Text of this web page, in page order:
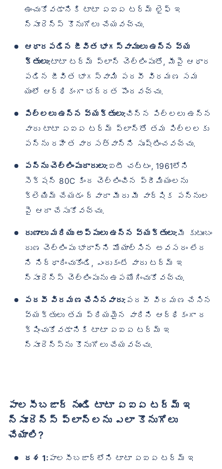
ఉంచుకోవడానికి టాటా ఏఐఏ టర్మ్ లైఫ్ ఇ
న్సూరెన్స్ కొనుగోలు చేయవచ్చు.
ఆధారపడిన జీవిత భాగస్వాములు ఉన్న వ్య
క్తులు:టాటా టర్మ్ ప్లాన్ చెల్లింపుతో, మీపై ఆధార
పడిన జీవిత భాగస్వామి పదవీ విరమణ సమ
యంలో ఆర్థికంగా భద్రత పొందవచ్చు.
పిల్లలు ఉన్న వ్యక్తులు:చిన్న పిల్లలు ఉన్న
వారు టాటా ఏఐఏ టర్మ్ ప్లాన్‌తో తమ పిల్లలకు
పన్ను రహిత వారసత్వాన్ని సృష్టించవచ్చు.
పన్ను చెల్లింపుదారులు: ఐటీ చట్టం, 1961లోని
సెక్షన్ 80C కింద చెల్లించిన ప్రీమియంలను
క్లెయిమ్ చేయడం ద్వారా మీరు మీ వార్షిక పన్నుల
పై ఆదా చేసుకోవచ్చు.
రుణాలు మరియు అప్పులు ఉన్న వ్యక్తులు:మీ కుటుంబం
రుణ చెల్లింపు భారాన్ని మోయాల్సిన అవసరం లేద
ని నిర్ధారించుకోండి, ఎందుకంటే వారు టర్మ్ ఇ
న్సూరెన్స్ చెల్లింపును ఉపయోగించుకోవచ్చు.
పదవీ విరమణ చేసినవారు: పదవీ విరమణ చేసిన
వ్యక్తులు తమ ప్రియమైన వారిని ఆర్థికంగా ర
క్షించుకోవడానికి టాటా ఏఐఏ టర్మ్ ఇ
న్సూరెన్స్‌ను కొనుగోలు చేయవచ్చు.
పాలసీబజార్ నుండి టాటా ఏఐఏ టర్మ్ ఇ
న్సూరెన్స్ ప్లాన్‌లను ఎలా కొనుగోలు
చేయాలి?
దశ 1: పాలసీబజార్‌లోని టాటా ఏఐఏ టర్మ్ ఇ